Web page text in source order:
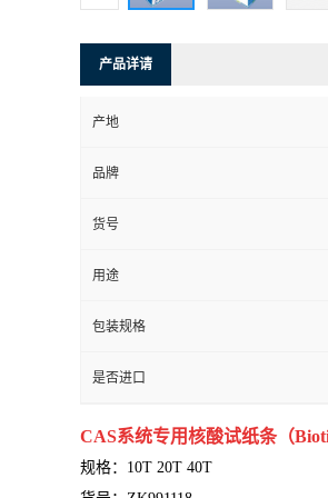
产品详请
产地
品牌
货号
用途
包装规格
是否进口
CAS系统专用核酸试纸条（
规格： 10T 20T 40T